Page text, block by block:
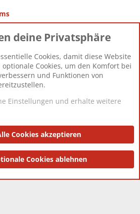
12.427
Berlin
Datenschutzerklärung Impressum
® © 2010-2025 XenForo Ltd.
deine Privatsphäre
Cookies, damit diese Website
Cookies, um den Komfort bei
und Funktionen von
Einstellungen und erhalte weitere
Cookies akzeptieren
Cookies ablehnen